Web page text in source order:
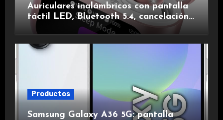
Auriculares inalámbricos con pantalla
táctil LED, Bluetooth 5.4, cancelación
de ruido, impermeables y de larga
duración.
Productos
Samsung Galaxy A36 5G: pantalla